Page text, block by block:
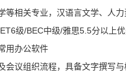
等相关专业，汉语言文学、人
级/BEC中级/雅思5.5分以上
用办公软件
会议组织流程，具备文字撰写